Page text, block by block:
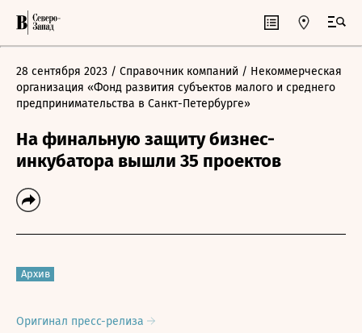
28 сентября 2023 / Справочник компаний / Некоммерческая
организация «Фонд развития субъектов малого и среднего
предпринимательства в Санкт-Петербурге»
На финальную защиту бизнес-
инкубатора вышли 35 проектов
Архив
Оригинал пресс-релиза